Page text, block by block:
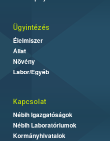
Ügyintézés
Élelmiszer
Állat
Növény
Labor/Egyéb
Kapcsolat
Nébih Igazgatóságok
Nébih Laboratóriumok
Kormányhivatalok